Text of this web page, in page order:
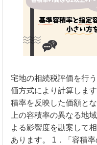
宅地の相続税評価を行
価方式により計算しま
積率を反映した価額と
上の容積率の異なる地
よる影響度を勘案して
あります。 1．「容積